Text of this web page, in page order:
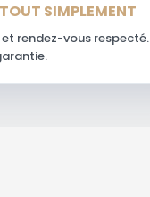
SIMPLEMENT
et rendez-vous respecté.